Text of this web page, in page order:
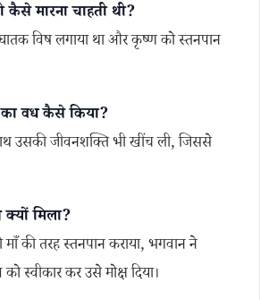
मारना चाहती थी?
विष लगाया था और कृष्ण को स्तनपान
वध कैसे किया?
उसकी जीवनशक्ति भी खींच ली, जिससे
क्यों मिला?
की तरह स्तनपान कराया, भगवान ने
स्वीकार कर उसे मोक्ष दिया।